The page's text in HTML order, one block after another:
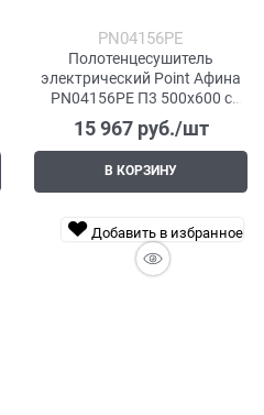
PN04156PE
Полотенцесушитель
электрический Point Афина
PN04156PE П3 500x600 с
полкой левый/правый, хром
15 967 руб./шт
В КОРЗИНУ
Добавить в избранное